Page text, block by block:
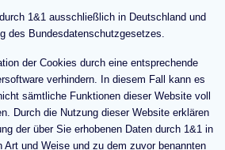
1&1 ausschließlich in Deutschland und
des Bundesdatenschutzgesetzes.
der Cookies durch eine entsprechende
verhindern. In diesem Fall kann es
sämtliche Funktionen dieser Website voll
Durch die Nutzung dieser Website erklären
der über Sie erhobenen Daten durch 1&1 in
Art und Weise und zu dem zuvor benannten